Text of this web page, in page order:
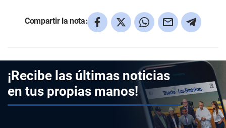
Compartir la nota:
¡Recibe las últimas noticias
en tus propias manos!